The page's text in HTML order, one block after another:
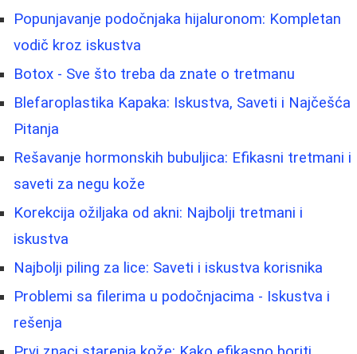
Popunjavanje podočnjaka hijaluronom: Kompletan
vodič kroz iskustva
Botox - Sve što treba da znate o tretmanu
Blefaroplastika Kapaka: Iskustva, Saveti i Najčešća
Pitanja
Rešavanje hormonskih bubuljica: Efikasni tretmani i
saveti za negu kože
Korekcija ožiljaka od akni: Najbolji tretmani i
iskustva
Najbolji piling za lice: Saveti i iskustva korisnika
Problemi sa filerima u podočnjacima - Iskustva i
rešenja